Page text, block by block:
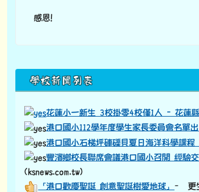
感恩！
下中區域內容
學校新聞列表
花蓮小一新生 3校掛零4校僅1人 - 花蓮縣
港口國小112學年度學生家長委員會名單
港口國小石梯坪硨磲貝夏日海洋科學課程
豐濱鄉校長聯席會議港口國小召開 經驗
(ksnews.com.tw)
「港口歡慶聖誕 創意聖誕樹愛地球」 – 更